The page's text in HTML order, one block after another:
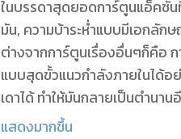
ในบรรดาสุดยอดการ์ตูนแอ็คชั
มัน, ความบ้าระห่ำแบบมีเอกลัก
ต่างจากการ์ตูนเรื่องอื่นๆก็คือ
แบบสุดขั้วแนวกำลังภายในได้อย่างลงตัว อีกทั้งเนื้อหาที่สุดแสนเข้มข้นที่ยิ่งดำเนิน
เดาได้ ทำให้มันกลายเป็นตำนา
เหนือ เลยทีเดียว
แสดงมากขึ้น